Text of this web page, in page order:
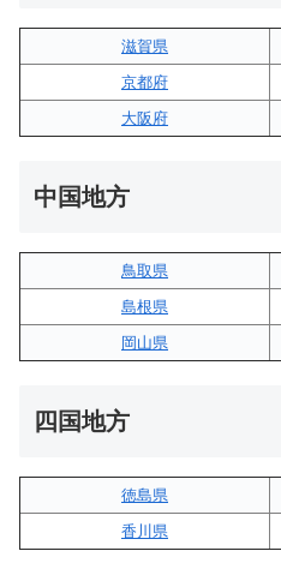
滋賀県
京都府
大阪府
中国地方
鳥取県
島根県
岡山県
四国地方
徳島県
香川県